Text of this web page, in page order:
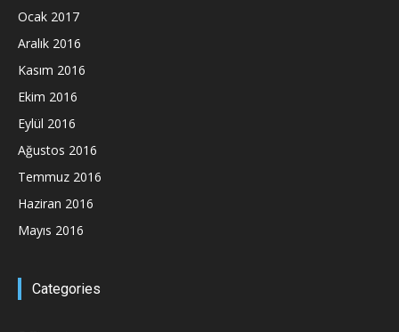
Ocak 2017
Aralık 2016
Kasım 2016
Ekim 2016
Eylül 2016
Ağustos 2016
Temmuz 2016
Haziran 2016
Mayıs 2016
Categories